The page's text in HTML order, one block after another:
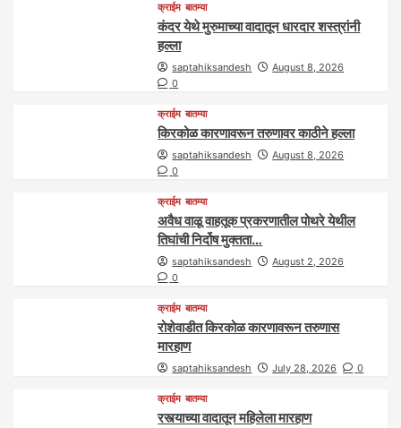
क्राईम बातम्या
कंदर येथे मुरुमाच्या वादातून धारदार शस्त्रांनी
हल्ला
saptahiksandesh
August 8, 2026
0
क्राईम बातम्या
किरकोळ कारणावरून तरुणावर काठीने हल्ला
saptahiksandesh
August 8, 2026
0
क्राईम बातम्या
अवैध वाळू वाहतूक प्रकरणातील पोथरे येथील
तिघांची निर्दोष मुक्तता…
saptahiksandesh
August 2, 2026
0
क्राईम बातम्या
रोशेवाडीत किरकोळ कारणावरून तरुणास
मारहाण
saptahiksandesh July 28, 2026 0
क्राईम बातम्या
रस्त्याच्या वादातून महिलेला मारहाण